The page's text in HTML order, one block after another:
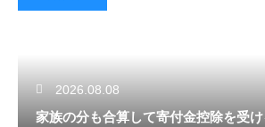
2026.08.08
家族の分も合算して寄付金控除を受